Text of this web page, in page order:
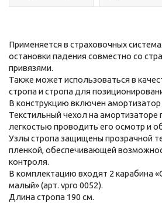
Применяется в страховочных
остановки падения совместно со
привязями.
Также может использоваться в
стропа и стропа для
В конструкцию включен амортизатор
Текстильный чехол на амортизаторе
легкостью проводить его осмотр и
Узлы стропа защищены прозрачной
пленкой, обеспечивающей
контроля.
В комплектацию входят 2 карабина
малый» (арт. vpro 0052).
Длина стропа 190 см.